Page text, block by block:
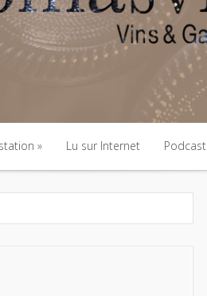
Lu sur Internet
Lu sur Internet
Podcast
Podcast